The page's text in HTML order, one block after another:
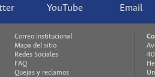
YouTube Email
Correo institucional
Mapa del sitio
Redes Sociales
FAQ
Quejas y reclamos